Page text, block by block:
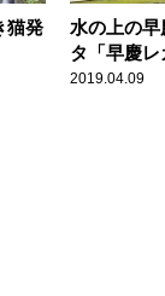
猫発
水の上の
タ「早慶
2019.04.09